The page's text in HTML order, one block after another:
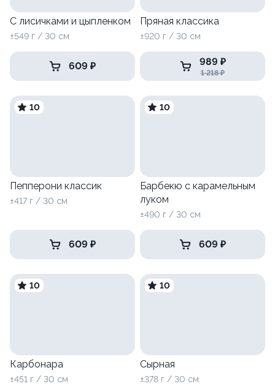
С лисичками и цыпленком
±549 г / 30 см
609 ₽
Пряная классика
±920 г / 30 см
989 ₽
1 218 ₽
10
Пепперони классик
±417 г / 30 см
609 ₽
10
Барбекю с карамельным
луком
±490 г / 30 см
609 ₽
10
Карбонара
±451 г / 30 см
10
Сырная
±378 г / 30 см